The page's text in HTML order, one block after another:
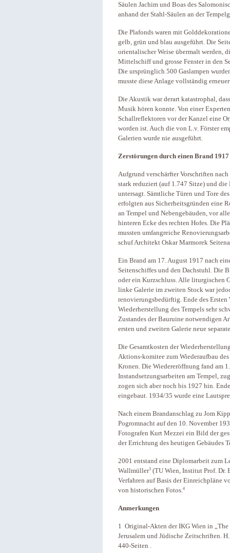
Säulen Jachim und Boas des
anhand der Stahl-Säulen an der
Die Plafonds waren mit
gelb, grün und blau ausgeführt. Die
orientalischer Weise übermalt werden,
Mittelschiff und grosse Fenster in den
Die ursprünglich 500 Gaslampen
musste diese Anlage vollständig
Die Akustik war derart katastrophal,
Musik hören konnte. Von einer
Schallreflektoren vor der Kanzel eine
worden ist. Auch die von L.v. Förster
Galerien wurde nie ausgeführt.
Zerstörungen durch einen Brand 1917
Aufgrund verschärfter Vorschriften
stark reduziert (auf 1.747 Sitze) und
untersagt. Sämtliche Türen und Tore
erfolgten aus Sicherheitsgründen eine
an Tempel und Nebengebäuden, vor
hinteren Ecke des rechten Hofes. Die
mussten umfangreiche
schuf Architekt Oskar Marmorek
Ein Brand am 17. August 1917 nach
Seitenschiffes und den Dachstuhl. Die
oder ein Kurzschluss. Alle liturgischen
linke Galerie im zweiten Stock war
renovierungsbedürftig. Ende des
Wiederherstellung des Tempels sehr
Zustandes der Bauruine notwendigen
ersten und zweiten Galerie neue
Die Gesamtkosten der
Aktions-komitee zum Wiederaufbau
Kronen. Die Wiedereröffnung fand am
Instandsetzungsarbeiten am Tempel,
zogen sich aber noch bis 1927 hin.
eingebaut. 1934/35 wurde eine
Nach einem Brandanschlag zu Jom
Pogromnacht auf den 10. November
Fotografen Kurt Mezzei ein Bild der
der Errichtung des heutigen Gebäudes
2001 entstand eine Diplomarbeit zum
Wallmüller3 (TU Wien, Institut Prof. Dr.
Verfahren auf Basis der Einreichpläne
von historischen Fotos.4
Anmerkungen
1 Original-Akten der IKG Wien in
Jerusalem und Jüdische Zeitschriften.
440-Seiten .